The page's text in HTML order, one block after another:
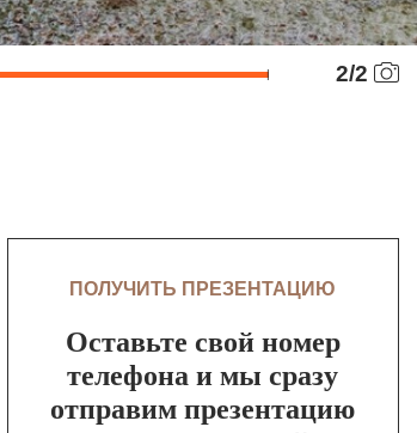
2/2
ПОЛУЧИТЬ ПРЕЗЕНТАЦИЮ
Оставьте свой номер
телефона и мы сразу
отправим презентацию